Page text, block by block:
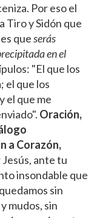
Por eso el
Tiro y Sidón que
queserás
en el
"El que los
el que los
el que me
Oración,
a Corazón,
Jesús, ante tu
insondable que
sin
mudos, sin